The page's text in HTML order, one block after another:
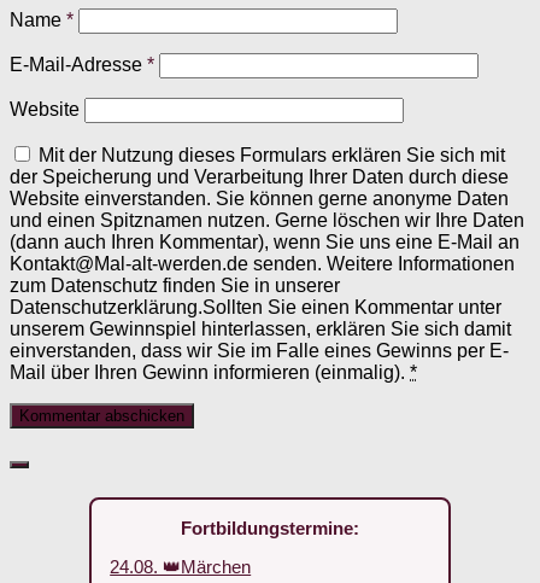
Name *
E-Mail-Adresse *
Website
Mit der Nutzung dieses Formulars erklären Sie sich mit
der Speicherung und Verarbeitung Ihrer Daten durch diese
Website einverstanden. Sie können gerne anonyme Daten
und einen Spitznamen nutzen. Gerne löschen wir Ihre Daten
(dann auch Ihren Kommentar), wenn Sie uns eine E-Mail an
Kontakt@Mal-alt-werden.de senden. Weitere Informationen
zum Datenschutz finden Sie in unserer
Datenschutzerklärung.Sollten Sie einen Kommentar unter
unserem Gewinnspiel hinterlassen, erklären Sie sich damit
einverstanden, dass wir Sie im Falle eines Gewinns per E-
Mail über Ihren Gewinn informieren (einmalig). *
Fortbildungstermine:
24.08. 👑Märchen